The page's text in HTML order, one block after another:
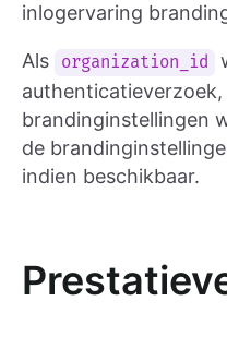
inlogervaring
Als organization_id
brandinginstellingen
de
indien beschikbaar.